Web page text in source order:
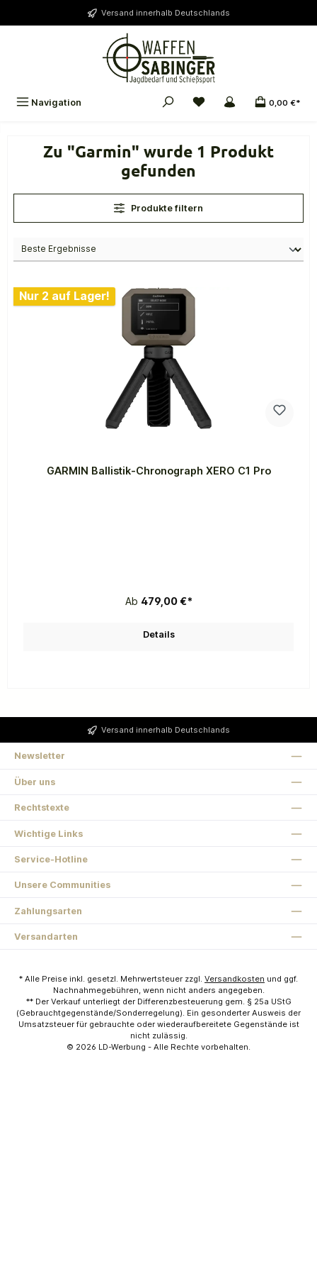
Versand innerhalb Deutschlands
Navigation 0,00 €*
Zu "Garmin" wurde 1 Produkt
gefunden
Produkte filtern
Nur 2 auf Lager!
GARMIN Ballistik-Chronograph XERO C1 Pro
Ab 479,00 €*
Details
Versand innerhalb Deutschlands
Newsletter
Über uns
Rechtstexte
Wichtige Links
Service-Hotline
Unsere Communities
Zahlungsarten
Versandarten
* Alle Preise inkl. gesetzl. Mehrwertsteuer zzgl. Versandkosten und ggf.
Nachnahmegebühren, wenn nicht anders angegeben.
** Der Verkauf unterliegt der Differenzbesteuerung gem. § 25a UStG
(Gebrauchtgegenstände/Sonderregelung). Ein gesonderter Ausweis der
Umsatzsteuer für gebrauchte oder wiederaufbereitete Gegenstände ist
nicht zulässig.
© 2026 LD-Werbung - Alle Rechte vorbehalten.